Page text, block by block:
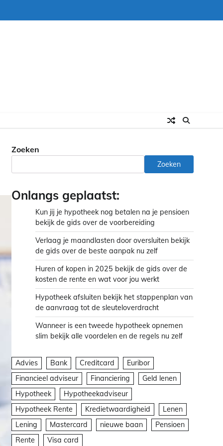
Zoeken
Zoeken
Onlangs geplaatst:
Kun jij je hypotheek nog betalen na je pensioen
bekijk de gids over de voorbereiding
Verlaag je maandlasten door oversluiten bekijk
de gids over de beste aanpak nu zelf
Huren of kopen in 2025 bekijk de gids over de
kosten de rente en wat voor jou werkt
Hypotheek afsluiten bekijk het stappenplan van
de aanvraag tot de sleuteloverdracht
Wanneer is een tweede hypotheek opnemen
slim bekijk alle voordelen en de regels nu zelf
Advies Bank Creditcard
Euribor
Financieel adviseur
Financiering
Geld lenen
Hypotheek
Hypotheekadviseur
Hypotheek Rente
Kredietwaardigheid
Lenen
Lening
Mastercard nieuwe baan
Pensioen
Rente
Visa card